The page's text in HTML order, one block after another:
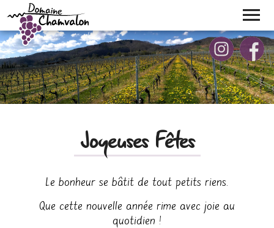
to
content
BOUTIQUE
CONTACT
Joyeuses Fêtes
Le bonheur se bâtit de tout petits riens.
Que cette nouvelle année rime avec joie au
quotidien !